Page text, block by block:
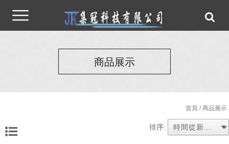
商品展示
首頁/ 商品展示
排序: